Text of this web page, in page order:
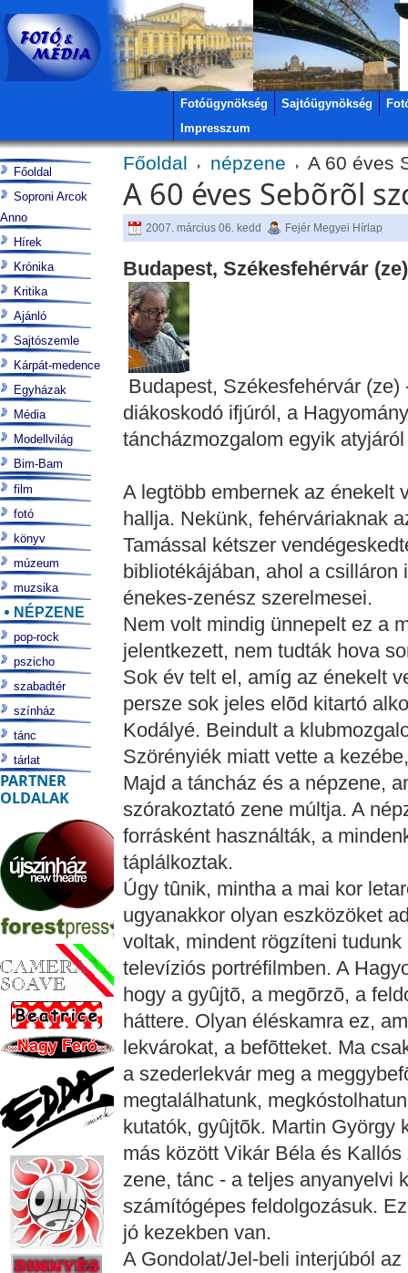
Fotóügynökség Sajtóügynökség
Impresszum
Főoldal népzene A 60 éves
A 60 éves Sebõrõl
2007. március 06. kedd Fejér Megyei Hírlap
Budapest, Székesfehérvár
Budapest, Székesfehérvár
diákoskodó ifjúról, a
táncházmozgalom egyik
A legtöbb embernek az énekelt
hallja. Nekünk, fehérváriaknak
Tamással kétszer
bibliotékájában, ahol a
énekes-zenész szerelmesei.
Nem volt mindig ünnepelt ez a
jelentkezett, nem tudták hova
Sok év telt el, amíg az énekelt
persze sok jeles elõd kitartó
Kodályé. Beindult a
Szörényiék miatt vette a
Majd a táncház és a népzene,
szórakoztató zene múltja. A
forrásként használták, a
táplálkoztak.
Úgy tûnik, mintha a mai kor
ugyanakkor olyan eszközöket
voltak, mindent rögzíteni
televíziós portréfilmben. A
hogy a gyûjtõ, a megõrzõ, a
háttere. Olyan éléskamra ez,
lekvárokat, a befõtteket. Ma
a szederlekvár meg a
megtalálhatunk,
kutatók, gyûjtõk. Martin György
más között Vikár Béla és
zene, tánc - a teljes anyanyelvi
számítógépes feldolgozásuk.
jó kezekben van.
A Gondolat/Jel-beli interjúból
Főoldal
Soproni Arcok
Anno
Hírek
Krónika
Kritika
Ajánló
Sajtószemle
Kárpát-medence
Egyházak
Média
Modellvilág
Bim-Bam
film
fotó
könyv
múzeum
muzsika
NÉPZENE
pop-rock
pszicho
szabadtér
színház
tánc
tárlat
PARTNER
OLDALAK